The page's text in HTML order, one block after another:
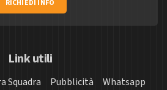
RICHIEDI INFO
Link utili
Squadra Pubblicità
Whatsapp